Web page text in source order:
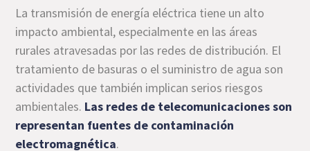
La transmisión de energía eléctrica tiene un alto
impacto ambiental, especialmente en las áreas
rurales atravesadas por las redes de distribución. El
tratamiento de basuras o el suministro de agua son
actividades que también implican serios riesgos
ambientales. Las redes de telecomunicaciones son
representan fuentes de contaminación
electromagnética.